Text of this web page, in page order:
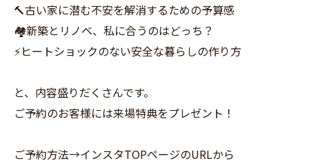
🔨古い家に潜む不安を解消するための予算感
🏘️新築とリノベ、私に合うのはどっち？
⚡️ヒートショックのない安全な暮らしの作り方
と、内容盛りだくさんです。
ご予約のお客様には来場特典をプレゼント！
ご予約方法→インスタTOPページのURLから